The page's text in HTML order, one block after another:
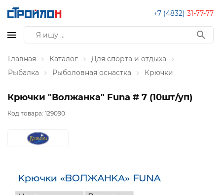
+7 (4832) 31-77-77
Главная Каталог
Для спорта и отдыха
Рыбалка
Рыболовная оснастка Крючки
Крючки "Волжанка" Funa # 7 (10шт/уп)
Код товара: 129090